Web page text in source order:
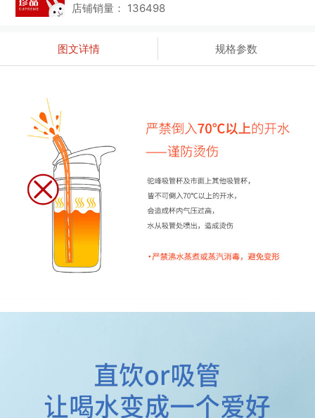
店铺销量： 136498
图文详情 规格参数